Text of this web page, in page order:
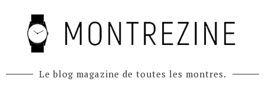
Le blog magazine de toutes les montres.